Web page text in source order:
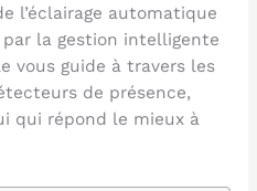
l’éclairage automatique
la gestion intelligente
vous guide à travers les
de présence,
qui répond le mieux à